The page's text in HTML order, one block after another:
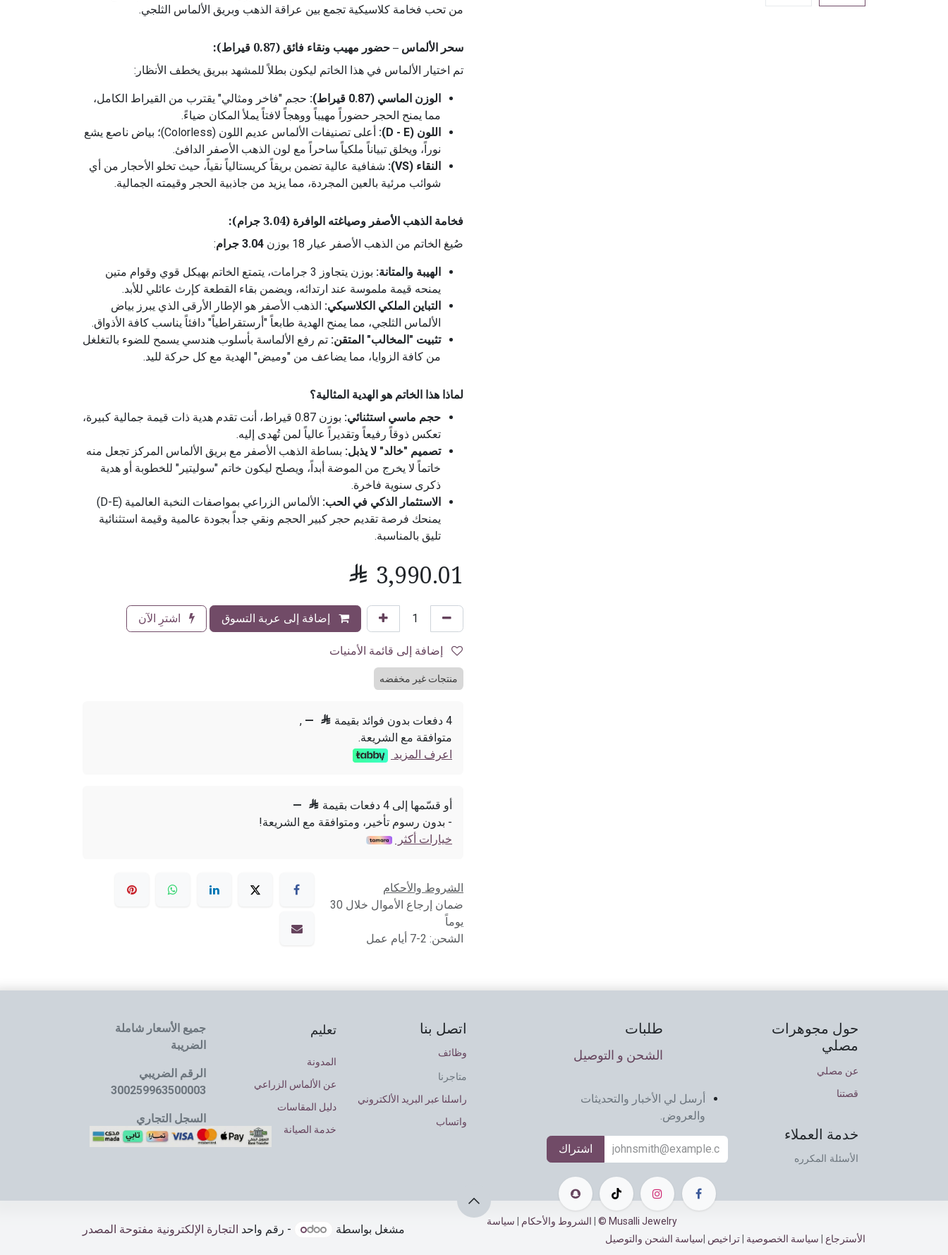
من تحب فخامة كلاسيكية تجمع بين عراقة الذهب وبريق الألماس الثلجي.
سحر الألماس – حضور مهيب ونقاء فائق (0.87 قيراط):
تم اختيار الألماس في هذا الخاتم ليكون بطلاً للمشهد ببريق يخطف الأنظار:
الوزن الماسي (0.87 قيراط):
حجم "فاخر ومثالي" يقترب من القيراط الكامل،
مما يمنح الحجر حضوراً مهيباً ووهجاً لافتاً يملأ المكان ضياءً.
اللون (D - E):
أعلى تصنيفات الألماس عديم اللون (Colorless)؛ بياض ناصع يشع
نوراً، ويخلق تبياناً ملكياً ساحراً مع لون الذهب الأصفر الدافئ.
النقاء (VS):
شفافية عالية تضمن بريقاً كريستالياً نقياً، حيث تخلو الأحجار من أي
شوائب مرئية بالعين المجردة، مما يزيد من جاذبية الحجر وقيمته الجمالية.
فخامة الذهب الأصفر وصياغته الوافرة (3.04 جرام):
صُيغ الخاتم من الذهب الأصفر عيار 18 بوزن 3.04 جرام :
الهيبة والمتانة:
بوزن يتجاوز 3 جرامات، يتمتع الخاتم بهيكل قوي وقوام متين
يمنحه قيمة ملموسة عند ارتدائه، ويضمن بقاء القطعة كإرث عائلي للأبد.
التباين الملكي الكلاسيكي: الذهب الأصفر هو الإطار الأرقى الذي يبرز بياض
الألماس الثلجي، مما يمنح الهدية طابعاً "أرستقراطياً" دافئاً يناسب كافة الأذواق.
تثبيت "المخالب" المتقن: تم رفع الألماسة بأسلوب هندسي يسمح للضوء بالتغلغل
من كافة الزوايا، مما يضاعف من "وميض" الهدية مع كل حركة لليد.
لماذا هذا الخاتم هو الهدية المثالية؟
حجم ماسي استثنائي:
بوزن 0.87 قيراط، أنت تقدم هدية ذات قيمة جمالية كبيرة،
تعكس ذوقاً رفيعاً وتقديراً عالياً لمن تُهدى إليه.
تصميم "خالد" لا يذبل: بساطة الذهب الأصفر مع بريق الألماس المركز تجعل منه
خاتماً لا يخرج من الموضة أبداً، ويصلح ليكون خاتم "سوليتير" للخطوبة أو هدية
ذكرى سنوية فاخرة.
الاستثمار الذكي في الحب:
الألماس الزراعي بمواصفات النخبة العالمية (D-E)
يمنحك فرصة تقديم حجر كبير الحجم ونقي جداً بجودة عالمية وقيمة استثنائية
تليق بالمناسبة.
 3,990.01
إضافة إلى عربة التسوق اشترِ الآن
منتجات غير مخفضه
4 دفعات بدون فوائد بقيمة 
—
,
متوافقة مع الشريعة.
اعرف المزيد
أو قسّمها إلى 4 دفعات بقيمة 
—
- بدون رسوم تأخير، ومتوافقة مع الشريعة!
خيارات أكثر
الشروط والأحكام
ضمان إرجاع الأموال خلال 30
يوماً
الشحن: 2-7 أيام عمل
حول مجوهرات
مصلي
عن مصلي
قصتنا
طلبات
الشحن و التوصيل
اتصل بنا
وظائف
متاجرنا
راسلنا عبر البريد الألكتروني
واتساب
خدمة العملاء
الأسئلة المكرره
تعليم
المدونة
عن الألماس الزراعي
دليل المقاسات
خدمة الصيانة
جميع الأسعار شاملة
الضريبة
الرقم الضريبي
300259963500003
السجل التجاري
4030064637
أرسل لي الأخبار والتحديثات
والعروض.
اشتراك
الشروط والأحكام
سياسة
الأسترجاع​​
سياسة الخصوصية تراخيص سياسة الشحن والتوصيل
مشغل بواسطة - رقم واحد التجارة الإلكترونية مفتوحة المصدر